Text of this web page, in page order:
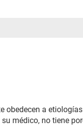
obedecen a
médico, no tiene